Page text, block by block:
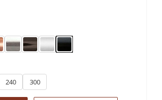
матове
Нержавіюча сталь
ОніксСатинЧорний оксамит
240 300